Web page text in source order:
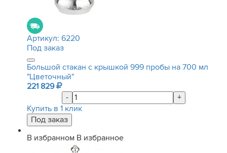
Артикул: 6220
Под заказ
Большой стакан с крышкой 999 пробы на 700 мл
"Цветочный"
221 829
-
+
Купить в 1 клик
В избранном В избранное